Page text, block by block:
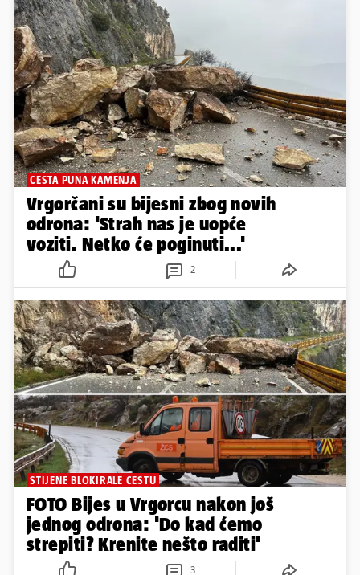
CESTA PUNA KAMENJA
Vrgorčani su bijesni zbog novih
odrona: 'Strah nas je uopće
voziti. Netko će poginuti...'
2
STIJENE BLOKIRALE CESTU
FOTO Bijes u Vrgorcu nakon još
jednog odrona: 'Do kad ćemo
strepiti? Krenite nešto raditi'
3